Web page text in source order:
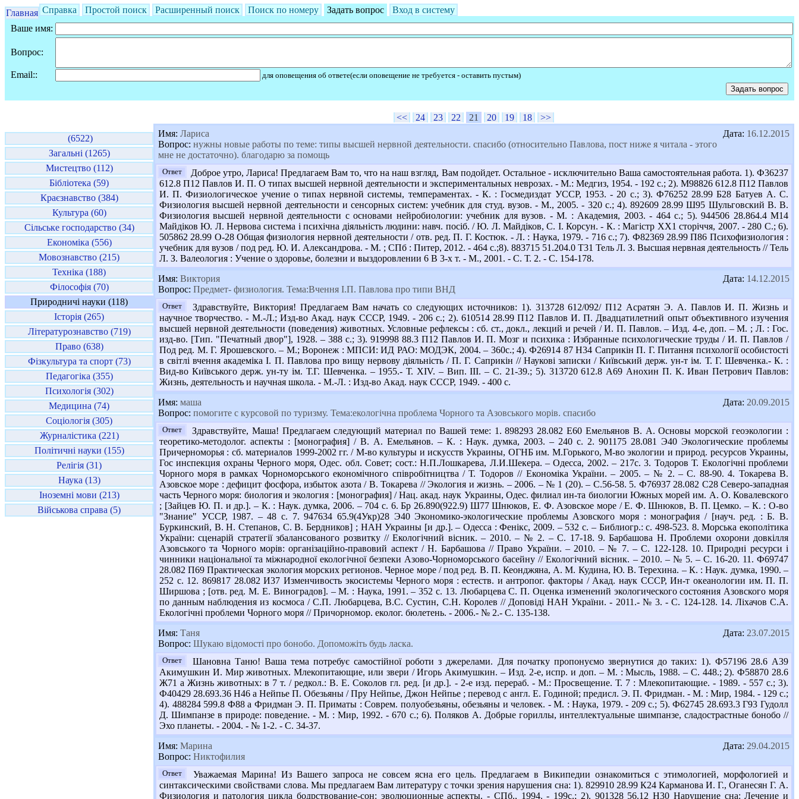
Главная Справка Простой поиск Расширенный поиск Поиск по номеру Задать вопрос
Вход в систему
Ваше имя:
Вопрос:
Email:: для оповещения об ответе(если оповещение не требуется - оставить пустым)
(6522)
Загальні (1265)
Мистецтво (112)
Бібліотека (59)
Краєзнавство (384)
Культура (60)
Сільське господарство (34)
Економіка (556)
Мовознавство (215)
Техніка (188)
Філософія (70)
Природничі науки (118)
Історія (265)
Літературознавство (719)
Право (638)
Фізкультура та спорт (73)
Педагогіка (355)
Психологія (302)
Медицина (74)
Соціологія (305)
Журналістика (221)
Політичні науки (155)
Релігія (31)
Наука (13)
Іноземні мови (213)
Військова справа (5)
<< 24 23 22 21 20 19 18
>>
Дата: 16.12.2015
Имя: Лариса
Вопрос: нужны новые работы по теме: типы высшей нервной деятельности. спасибо (относительно Павлова, пост ниже я читала - этого
мне не достаточно). благодарю за помощь
Ответ
Доброе утро, Лариса! Предлагаем Вам то, что на наш взгляд, Вам подойдет. Остальное - исключительно Ваша самостоятельная работа. 1). Ф36237
612.8 П12 Павлов И. П. О типах высшей нервной деятельности и экспериментальных неврозах. - М.: Медгиз, 1954. - 192 с.; 2). М98826 612.8 П12 Павлов
И. П. Физиологическое учение о типах нервной системы, темпераментах. - К. : Госмедиздат УССР, 1953. - 20 с.; 3). Ф76252 28.99 Б28 Батуев А. С.
Физиология высшей нервной деятельности и сенсорных систем: учебник для студ. вузов. - М., 2005. - 320 с.; 4). 892609 28.99 Ш95 Шульговский В. В.
Физиология высшей нервной деятельности с основами нейробиологии: учебник для вузов. - М. : Академия, 2003. - 464 с.; 5). 944506 28.864.4 М14
Майдіков Ю. Л. Нервова система і психічна діяльність людини: навч. посіб. / Ю. Л. Майдіков, С. І. Корсун. - К. : Магістр ХХ1 сторіччя, 2007. - 280 С.; 6).
505862 28.99 О-28 Общая физиология нервной деятельности / отв. ред. П. Г. Костюк. - Л. : Наука, 1979. - 716 с.; 7). Ф82369 28.99 П86 Психофизиология :
учебник для вузов / под ред. Ю. И. Александрова. - М. ; СПб : Питер, 2012. - 464 с.;8). 883715 51.204.0 Т31 Тель Л. З. Высшая нервная деятельность // Тель
Л. З. Валеология : Учение о здоровье, болезни и выздоровлении 6 В 3-х т. - М., 2001. - С. Т. 2. - С. 154-178.
Дата: 14.12.2015
Имя: Виктория
Вопрос: Предмет- физиология. Тема:Вчення І.П. Павлова про типи ВНД
Ответ
Здравствуйте, Виктория! Предлагаем Вам начать со следующих источников: 1). 313728 612/092/ П12 Асратян Э. А. Павлов И. П. Жизнь и
научное творчество. - М.-Л.; Изд-во Акад. наук СССР, 1949. - 206 с.; 2). 610514 28.99 П12 Павлов И. П. Двадцатилетний опыт объективного изучения
высшей нервной деятельности (поведения) животных. Условные рефлексы : сб. ст., докл., лекций и речей / И. П. Павлов. – Изд. 4-е, доп. – М. ; Л. : Гос.
изд-во. [Тип. "Печатный двор"], 1928. – 388 с.; 3). 919998 88.3 П12 Павлов И. П. Мозг и психика : Избранные психологические труды / И. П. Павлов /
Под ред. М. Г. Ярошевского. – М.; Воронеж : МПСИ: ИД РАО: МОДЭК, 2004. – 360с.; 4). Ф26914 87 Н34 Саприкін П. Г. Питання психології особистості
в світлі вчення академіка І. П. Павлова про вищу нервову діяльність / П. Г. Саприкін // Наукові записки / Київський держ. ун-т ім. Т. Г. Шевченка.- К. :
Вид-во Київського держ. ун-ту ім. Т.Г. Шевченка. – 1955.- Т. XIV. – Вип. ІІІ. – С. 21-39.; 5). 313720 612.8 А69 Анохин П. К. Иван Петрович Павлов:
Жизнь, деятельность и научная школа. - М.-Л. : Изд-во Акад. наук СССР, 1949. - 400 с.
Дата: 20.09.2015
Имя: маша
Вопрос: помогите с курсовой по туризму. Тема:екологічна проблема Чорного та Азовського морів. спасибо
Ответ
Здравствуйте, Маша! Предлагаем следующий материал по Вашей теме: 1. 898293 28.082 Е60 Емельянов В. А. Основы морской геоэкологии :
теоретико-методолог. аспекты : [монография] / В. А. Емельянов. – К. : Наук. думка, 2003. – 240 с. 2. 901175 28.081 Э40 Экологические проблемы
Причерноморья : сб. материалов 1999-2002 гг. / М-во культуры и искусств Украины, ОГНБ им. М.Горького, М-во экологии и природ. ресурсов Украины,
Гос инспекция охраны Черного моря, Одес. обл. Совет; сост.: Н.П.Лошкарева, Л.И.Шекера. – Одесса, 2002. – 217с. 3. Тодоров Т. Екологічні проблеми
Чорного моря в рамках Чорноморського економічного співробітництва / Т. Тодоров // Економіка України. – 2005. – № 2. – С. 88-90. 4. Токарева В.
Азовское море : дефицит фосфора, избыток азота / В. Токарева // Экология и жизнь. – 2006. – № 1 (20). – С.56-58. 5. Ф76937 28.082 С28 Северо-западная
часть Черного моря: биология и экология : [монография] / Нац. акад. наук Украины, Одес. филиал ин-та биологии Южных морей им. А. О. Ковалевского
; [Зайцев Ю. П. и др.]. – К. : Наук. думка, 2006. – 704 с. 6. Бр 26.890(922.9) Ш77 Шнюков, Е. Ф. Азовское море / Е. Ф. Шнюков, В. П. Цемко. – К. : О-во
"Знание" УССР, 1987. – 48 с. 7. 947634 65.9(4Укр)28 Э40 Экономико-экологические проблемы Азовского моря : монография / [науч. ред. : Б. В.
Буркинский, В. Н. Степанов, С. В. Бердников] ; НАН Украины [и др.]. – Одесса : Фенікс, 2009. – 532 с. – Библиогр.: с. 498-523. 8. Морська екополітика
України: сценарій стратегії збалансованого розвитку // Екологічний вісник. – 2010. – № 2. – С. 17-18. 9. Барбашова Н. Проблеми охорони довкілля
Азовського та Чорного морів: організаційно-правовий аспект / Н. Барбашова // Право України. – 2010. – № 7. – С. 122-128. 10. Природні ресурси і
чинники національної та міжнародної екологічної безпеки Азово-Чорноморського басейну // Екологічний вісник. – 2010. – № 5. – С. 16-20. 11. Ф69747
28.082 П69 Практическая экология морских регионов. Черное море / под ред. В. П. Кеонджяна, А. М. Кудина, Ю. В. Терехина. – К. : Наук. думка, 1990. –
252 с. 12. 869817 28.082 И37 Изменчивость экосистемы Черного моря : естеств. и антропог. факторы / Акад. наук СССР, Ин-т океанологии им. П. П.
Ширшова ; [отв. ред. М. Е. Виноградов]. – М. : Наука, 1991. – 352 с. 13. Любарцева С. П. Оценка изменений экологического состояния Азовского моря
по данным наблюдения из космоса / С.П. Любарцева, В.С. Сустин, С.Н. Королев // Доповіді НАН України. - 2011.- № 3. - С. 124-128. 14. Ліхачов С.А.
Екологічні проблеми Чорного моря // Причорномор. еколог. бюлетень. - 2006.- № 2.- С. 135-138.
Дата: 23.07.2015
Имя: Таня
Вопрос: Шукаю відомості про бонобо. Допоможіть будь ласка.
Ответ
Шановна Таню! Ваша тема потребує самостійної роботи з джерелами. Для початку пропонуємо звернутися до таких: 1). Ф57196 28.6 А39
Акимушкин И. Мир животных. Млекопитающие, или звери / Игорь Акимушкин. – Изд. 2-е, испр. и доп. – М. : Мысль, 1988. – С. 448.; 2). Ф58870 28.6
Ж71 а Жизнь животных: в 7 т. / редкол.: В. Е. Соколов гл. ред. [и др.]. - 2-е изд. перераб. - М.: Просвещение. Т. 7 : Млекопитающие. - 1989. - 557 с.; 3).
Ф40429 28.693.36 Н46 а Нейпье П. Обезьяны / Пру Нейпье, Джон Нейпье ; перевод с англ. Е. Годиной; предисл. Э. П. Фридман. - М. : Мир, 1984. - 129 с.;
4). 488284 599.8 Ф88 а Фридман Э. П. Приматы : Соврем. полуобезьяны, обезьяны и человек. - М. : Наука, 1979. - 209 с.; 5). Ф62745 28.693.3 Г93 Гудолл
Д. Шимпанзе в природе: поведение. - М. : Мир, 1992. - 670 с.; 6). Поляков А. Добрые гориллы, интеллектуальные шимпанзе, сладострастные бонобо //
Эхо планеты. - 2004. - № 1-2. - С. 34-37.
Дата: 29.04.2015
Имя: Марина
Вопрос: Никтофилия
Ответ
Уважаемая Марина! Из Вашего запроса не совсем ясна его цель. Предлагаем в Википедии ознакомиться с этимологией, морфологией и
синтаксическими свойствами слова. Мы предлагаем Вам литературу с точки зрения нарушения сна: 1). 829910 28.99 К24 Карманова И. Г., Оганесян Г. А.
Физиология и патология цикла бодрствование-сон: эволюционные аспекты. - СПб., 1994. - 199с.; 2). 901328 56.12 Н30 Нарушение сна: Лечение и